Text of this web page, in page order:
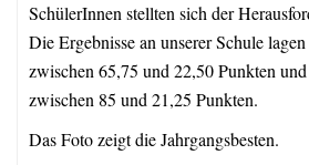
SchülerInnen stellten sich der
Die Ergebnisse an unserer Schule
zwischen 65,75 und 22,50 Punkten
zwischen 85 und 21,25 Punkten.
Das Foto zeigt die Jahrgangsbesten.